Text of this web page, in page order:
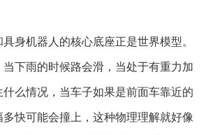
身机器人的核心底座正是世界模型。
下雨的时候路会滑，当处于有重力加
么情况，当车子如果是前面车靠近的
快可能会撞上，这种物理理解就好像